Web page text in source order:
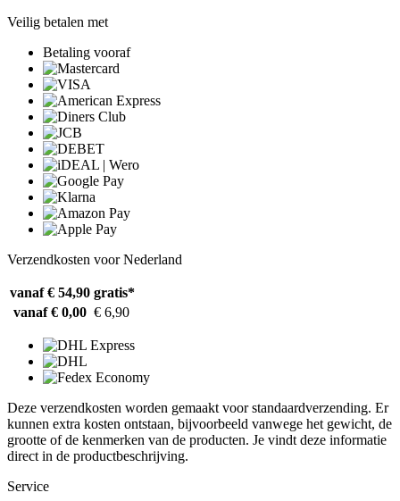
Veilig betalen met
Betaling vooraf
Verzendkosten voor Nederland
vanaf € 54,90 gratis*
vanaf € 0,00 € 6,90
Deze verzendkosten worden gemaakt voor standaardverzending. Er
kunnen extra kosten ontstaan, bijvoorbeeld vanwege het gewicht, de
grootte of de kenmerken van de producten. Je vindt deze informatie
direct in de productbeschrijving.
Service